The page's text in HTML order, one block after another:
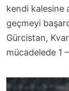
kendi kalesine
geçmeyi
Gürcistan,
mücadelede 1